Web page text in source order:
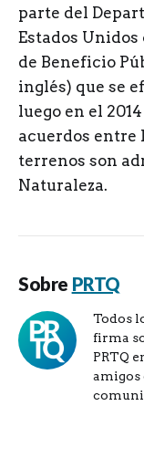
parte del
Estados
de Beneficio
inglés) que se
luego en el
acuerdos entre
terrenos son
Naturaleza.
Sobre PRTQ
Todos
firma
PRTQ
amigos